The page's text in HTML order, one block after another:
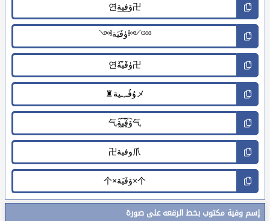
إسم وفية مكتوب بخط الرقعه على صورة